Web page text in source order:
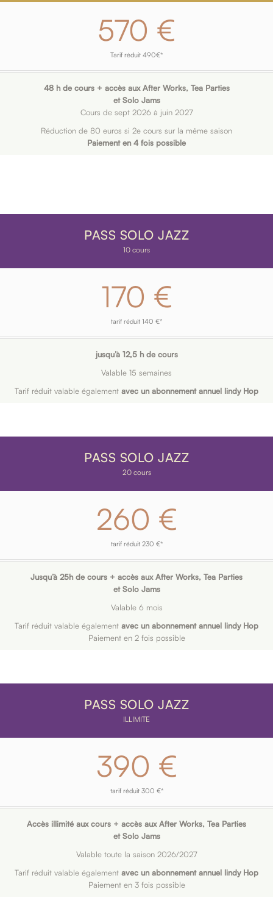
570 €
Tarif réduit 490€*
48 h de cours + accès aux After Works, Tea Parties
et Solo Jams
Cours de sept 2026 à juin 2027
Réduction de 80 euros si 2e cours sur la même saison
Paiement en 4 fois possible
PASS SOLO JAZZ
10 cours
170 €
tarif réduit 140 €*
jusqu’à 12,5 h de cours
Valable 15 semaines
Tarif réduit valable également avec un abonnement annuel lindy Hop
PASS SOLO JAZZ
20 cours
260 €
tarif réduit 230 €*
Jusqu’à 25h de cours + accès aux After Works, Tea Parties
et Solo Jams
Valable 6 mois
Tarif réduit valable également avec un abonnement annuel lindy Hop
Paiement en 2 fois possible
PASS SOLO JAZZ
ILLIMITE
390 €
tarif réduit 300 €*
Accès illimité aux cours + accès aux After Works, Tea Parties
et Solo Jams
Valable toute la saison 2026/2027
Tarif réduit valable également avec un abonnement annuel lindy Hop
Paiement en 3 fois possible